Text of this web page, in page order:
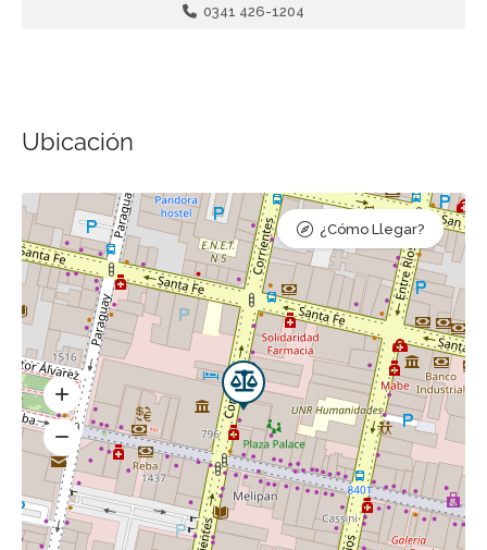
0341 426-1204
Ubicación
¿Cómo Llegar?